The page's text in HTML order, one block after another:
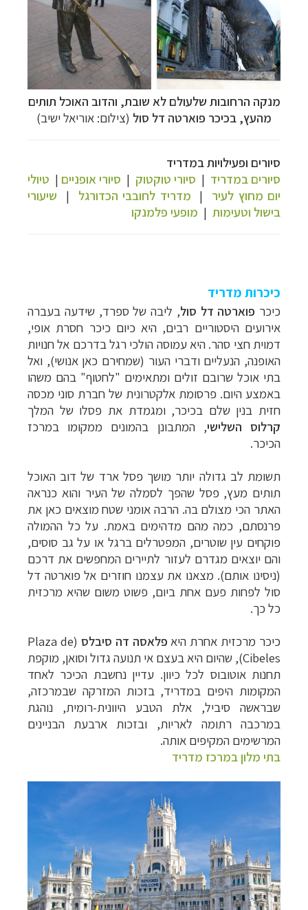
מנקה הרחובות שלעולם לא שובת, והדוב האוכל תותים
מהעץ, בכיכר פוארטה דל סול (צילום: אוריאל ישיב)
סיורים ופעילויות במדריד
סיורים במדריד | סיורי טוקטוק | סיורי אופניים | טיולי
יום מחוץ לעיר | מדריד לחובבי הכדורגל | שיעורי
בישול וטעימות | מופעי פלמנקו
כיכרות מדריד
כיכר פוארטה דל סול, ליבה של ספרד, שידעה בעברה
אירועים היסטוריים רבים, היא כיום כיכר חסרת אופי,
דמוית חצי סהר. היא עמוסה הולכי רגל בדרכם אל חנויות
האופנה, הנעליים ודברי העור (שמחירם כאן אנושי), ואל
בתי אוכל שרובם זולים ומתאימים "לחטוף" בהם משהו
באמצע היום. פרסומת אלקטרונית של חברת סוני מכסה
חזית בנין שלם בכיכר, ומגמדת את פסלו של המלך
קרלוס השלישי, המתבונן בהמונים ממקומו במרכז
הכיכר.
תשומת לב גדולה יותר מושך פסל ארד של דוב האוכל
תותים מעץ, פסל שהפך לסמלה של העיר והוא כנראה
האתר הכי מצולם בה. הרבה אומני שטח מוצאים כאן את
פרנסתם, כמה מהם מדהימים באמת. על כל ההמולה
פוקחים עין שוטרים, המפטרלים ברגל או על גב סוסים,
והם יוצאים מגדרם לעזור לתיירים המחפשים את דרכם
(ניסינו אותם). מצאנו את עצמנו חוזרים אל פוארטה דל
סול לפחות פעם אחת ביום, פשוט משום שהיא מרכזית
כל כך.
כיכר מרכזית אחרת היא פלאסה דה סיבלס (
Plaza de
Cibeles), שהיום היא בעצם אי תנועה גדול וסואן, מוקפת
תחנות אוטובוס לכל כיוון. עדיין נחשבת הכיכר לאחד
המקומות היפים במדריד, בזכות המזרקה שבמרכזה,
שבראשה סיביל, אלת הטבע היוונית-רומית, נוהגת
במרכבה רתומה לאריות, ובזכות ארבעת הבניינים
המרשימים המקיפים אותה.
בתי מלון במרכז מדריד